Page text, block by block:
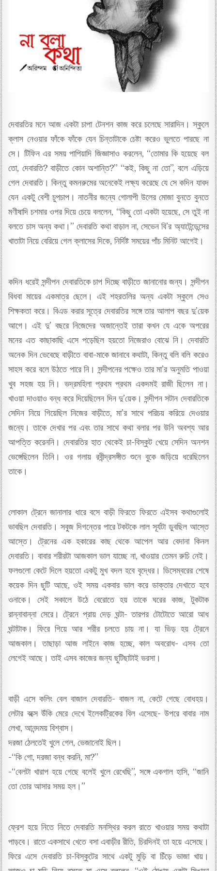
দেবারতির মনে আজ একটা চাপা টেনশন কাজ করে চলেছে সারাদিন। স্কুলে
ক্লাস নেওয়ার ফাঁকে ফাঁকে যেন চিন্তাটাকে চেষ্টা করেও ভুলতে পারছে না
সে। টিফিন এর সময় পাপিয়াদি জিজ্ঞাসাও করলেন, “তোমার কি হয়েছে বল
তো, দেবারতি? বাড়ীতে কোন অশান্তি?” “ক‌ই, কিছু না তো”, বলে এড়িয়ে
গেল দেবারতি। কিন্তু কমনরুমের অনেকেই লক্ষ্য করেছে যে সে কদিন যাবদ
যেন একটু বেশী চুপচাপ। নাতনীর জন্যে গোলাপী উলের মোজা বুনতে বুনতে
মণীষাদি চশমার ওপর দিয়ে চেয়ে বললেন, “কিছু তো একটা হয়েছে, সে তুই না
বলতে চাস অন্য কথা।” দেবারতি কথা বাড়াল না, সেভেন বি’র অ্যাটেন্ডেন্সের
খাতাটা নিয়ে বেরিয়ে গেল ক্লাসের দিকে, নির্দিষ্ট সময়ের পাঁচ মিনিট আগেই।
কদিন ধরেই সন্দীপন দেবারতিকে চাপ দিচ্ছে বাড়ীতে জানানোর জন্য। সন্দীপন
বিধবা মায়ের একমাত্র ছেলে। এই শহরতলির অন্য একটা স্কুলে সেও
শিক্ষকতা করে। বিএড করার সূত্রে দেবারতির সঙ্গে তার আলাপ বছর দু’য়েক
আগে। এই দু’ বছরে নিজেদের অজান্তেই তারা কখন যে একে অপরের
মনের এত কাছাকাছি এসে পড়েছিল হয়তো নিজেরাও বোঝে নি। দেবারতি
অনেক দিন ভেবেছে বাড়ীতে বাবা-মাকে জানাবে কথাটা, কিন্তু বলি বলি করেও
সাহস করে বলে উঠতে পারে নি। সন্দীপনের পক্ষেও তার মা’র অনুমতি পাওয়া
খুব সহজ হয় নি। ভদ্রমহিলা প্রথম প্রথম একদমই রাজী ছিলেন না।
খাওয়া দাওয়াও বন্ধ করে দিয়েছিলেন দিন দু’য়েক। সন্দীপন সটান দেবারতিকে
সেদিন নিয়ে গিয়েছিল নিজের বাড়ীতে, মা’র সাথে পরিচয় করিয়ে দেওয়ার
জন্যে। তাকে দেখার পর এবং তার সাথে কথা বলার পর উনি অবশ্য আর
আপত্তি করেননি। দেবারতির হাত থেকেই চা-বিস্কুট খেয়ে সেদিন অনশন
ভেঙ্গেছিলেন তিনি। ওর গলায় রবীন্দ্রসঙ্গীত শুনে বুকে জড়িয়ে ধরেছিলেন
তাকে।
লোকাল ট্রেনে জানালার ধারে বসে বাড়ী ফিরতে ফিরতে এইসব কথাগুলোই
ভাবছিল দেবারতি। সবুজ দিগন্তের পারে টকটকে লাল সূর্যটা ডুবছিল আস্তে
আস্তে। ট্রেনের এক হকারের কাছ থেকে আপেল আর বেদানা কিনল
দেবারতি। বাবার শরীরটা আজকাল ভাল যাচ্ছে না, খাওয়ার তেমন রুচি নেই।
ফলগুলো কেটে দিলে হয়তো একটু মুখ বদল হবে বৃদ্ধের। ডিসেম্বরের শেষে
কয়েক দিন ছুটি আছে, ওই সময় একবার ভাল করে ডাক্তার দেখাতে হবে
ওনাকে। সেই সকালে উঠে বেরোতে হয় তাকে ঘরের কাজ, টুকটাক
রান্নাবান্না সেরে। ট্রেনে প্রায় দেড় ঘন্টা- তারপর টোটোতে আরো আধ
ঘন্টাটাক। ফিরে গিয়ে আর শরীর চলতে চায় না। যা ভিড় হয় ট্রেনে
আজকাল। তাছাড়া আজ লাইনে কাজ হচ্ছে, কাল অবরোধ- এসব তো
লেগেই আছে। তাই এসব কাজের জন্য ছুটিছাটাই ভরসা।
বাড়ী এসে কলিং বেল বাজাল দেবারতি- বাজল না, কেটে গেছে বোধহয়।
লেটার বক্সে উঁকি মেরে দেখে ইলেকট্রিকের বিল এসেছে- উপরে বাবার নাম
লেখা, আনন্দময় বিশ্বাস।
দরজা ঠেলতেই খুলে গেল, ভেজানোই ছিল।
-“কি গো, দরজা বন্ধ করনি, মা?”
-“বেলটা খারাপ হয়ে গেছে বলেই খুলে রেখেছি”, সঙ্গে একগাল হাসি, “জানি
তো তোর আসার সময় হল।”
ফ্রেশ হয়ে নিতে নিতে দেবারতি মনস্থির করল রাতে খাওয়ার সময় কথাটা
পাড়বে। রাতে একসাথে খেতে বসা এবাড়ীর রীতি, চিরদিন‌ই তা হয়ে এসেছে।
ফিরে এসে দেবারতি চা-বিস্কুটের সাথে একটু মুড়ি বা চিঁড়ে ভাজা খায়।